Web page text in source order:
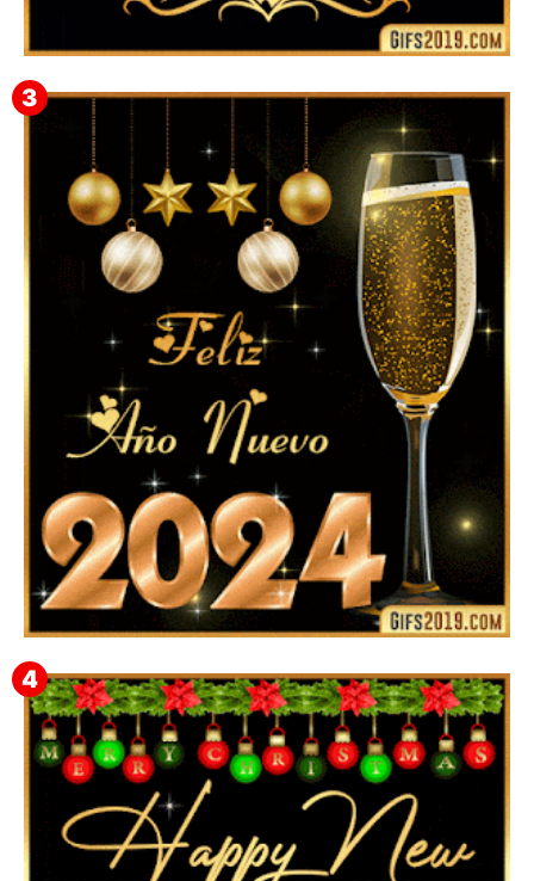
▷ Feliz año nuevo 2026 Familia 【❤️】Frases,
Mensajes y GiF
Feliz Año Nuevo 2024: Mensajes, Frases, Imágenes
GIF para Compartir en WhatsApp, Telegram e
Instagram